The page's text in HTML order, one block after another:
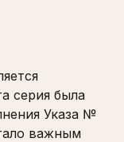
серия была
Указа №
важным